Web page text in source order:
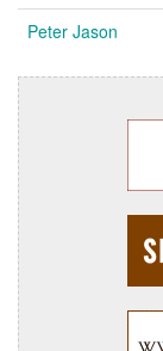
Peter Jason